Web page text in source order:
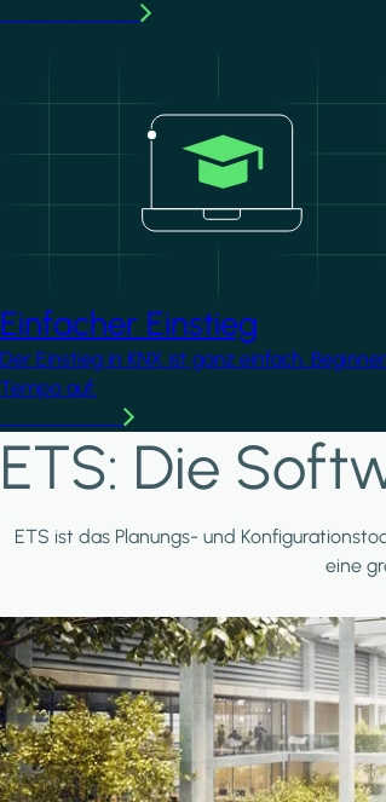
Einfacher Einstieg
Der Einstieg in KNX ist ganz einfach.
Tempo auf.
ETS: Die
ETS ist das Planungs- und
eine